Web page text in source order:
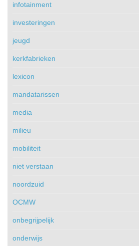
infotainment
investeringen
jeugd
kerkfabrieken
lexicon
mandatarissen
media
milieu
mobiliteit
niet verstaan
noordzuid
OCMW
onbegrijpelijk
onderwijs